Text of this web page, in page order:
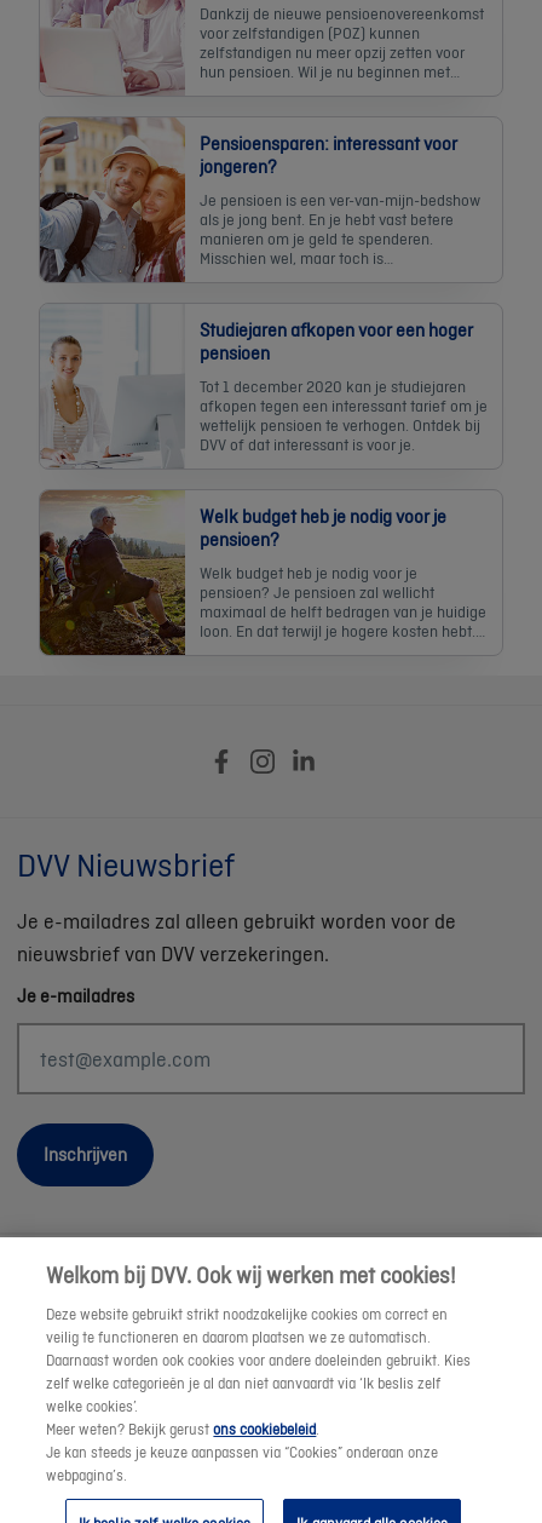
Dankzij de nieuwe pensioenovereenkomst
voor zelfstandigen (POZ) kunnen
zelfstandigen nu meer opzij zetten voor
hun pensioen. Wil je nu beginnen met
Pensioensparen: interessant voor
jongeren?
Je pensioen is een ver-van-mijn-bedshow
als je jong bent. En je hebt vast betere
manieren om je geld te spenderen.
Misschien wel, maar toch is
Studiejaren afkopen voor een hoger
pensioen
Tot 1 december 2020 kan je studiejaren
afkopen tegen een interessant tarief om je
wettelijk pensioen te verhogen. Ontdek bij
DVV of dat interessant is voor je.
Welk budget heb je nodig voor je
pensioen?
Welk budget heb je nodig voor je
pensioen? Je pensioen zal wellicht
maximaal de helft bedragen van je huidige
loon. En dat terwijl je hogere kosten hebt.
DVV Nieuwsbrief
Je e-mailadres zal alleen gebruikt worden voor de
nieuwsbrief van DVV verzekeringen.
Je e-mailadres
Inschrijven
Wettelijke informatie
Duurzaamheid
Sitemap
Onze consulenten
Jobs
Cookies
Welkom bij DVV. Ook wij werken met cookies!
Deze website gebruikt strikt noodzakelijke cookies om correct en
veilig te functioneren en daarom plaatsen we ze automatisch.
Daarnaast worden ook cookies voor andere doeleinden gebruikt. Kies
zelf welke categorieën je al dan niet aanvaardt via ‘Ik beslis zelf
welke cookies’.
Meer weten? Bekijk gerustons cookiebeleid.
Je kan steeds je keuze aanpassen via “Cookies” onderaan onze
webpagina’s.